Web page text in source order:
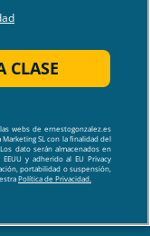
CLASE
webs de ernestogonzalez.es
SL con la finalidad del
dato serán almacenados en
y adherido al EU Privacy
portabilidad o suspensión,
Política de Privacidad.